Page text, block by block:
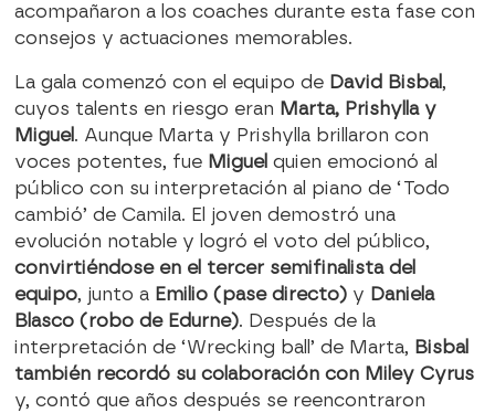
acompañaron a los coaches durante esta fase con
consejos y actuaciones memorables.
La gala comenzó con el equipo deDavid Bisbal,
cuyos talents en riesgo eran Marta, Prishylla y
Miguel. Aunque Marta y Prishylla brillaron con
voces potentes, fue Miguel quien emocionó al
público con su interpretación al piano de ‘Todo
cambió’ de Camila. El joven demostró una
evolución notable y logró el voto del público,
convirtiéndose en el tercer semifinalista del
equipo, junto a Emilio (pase directo)y Daniela
Blasco (robo de Edurne). Después de la
interpretación de ‘Wrecking ball’ de Marta, Bisbal
también recordó su colaboración con Miley Cyrus
y, contó que años después se reencontraron